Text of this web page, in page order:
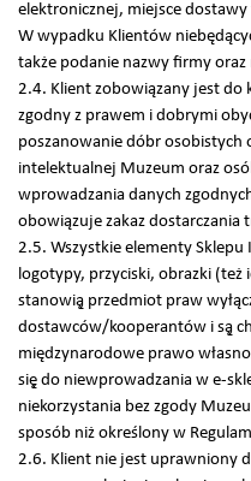
elektronicznej, miejsce
W wypadku Klientów
także podanie nazwy firmy oraz
2.4. Klient zobowiązany jest do
zgodny z prawem i dobrymi
poszanowanie dóbr osobistych
intelektualnej Muzeum oraz
wprowadzania danych
obowiązuje zakaz dostarczania
2.5. Wszystkie elementy
logotypy, przyciski, obrazki
stanowią̨ przedmiot praw
dostawców/kooperantów i są̨
międzynarodowe prawo
się̨ do niewprowadzania w e-
niekorzystania bez zgody
sposób niż określony w
2.6. Klient nie jest uprawniony